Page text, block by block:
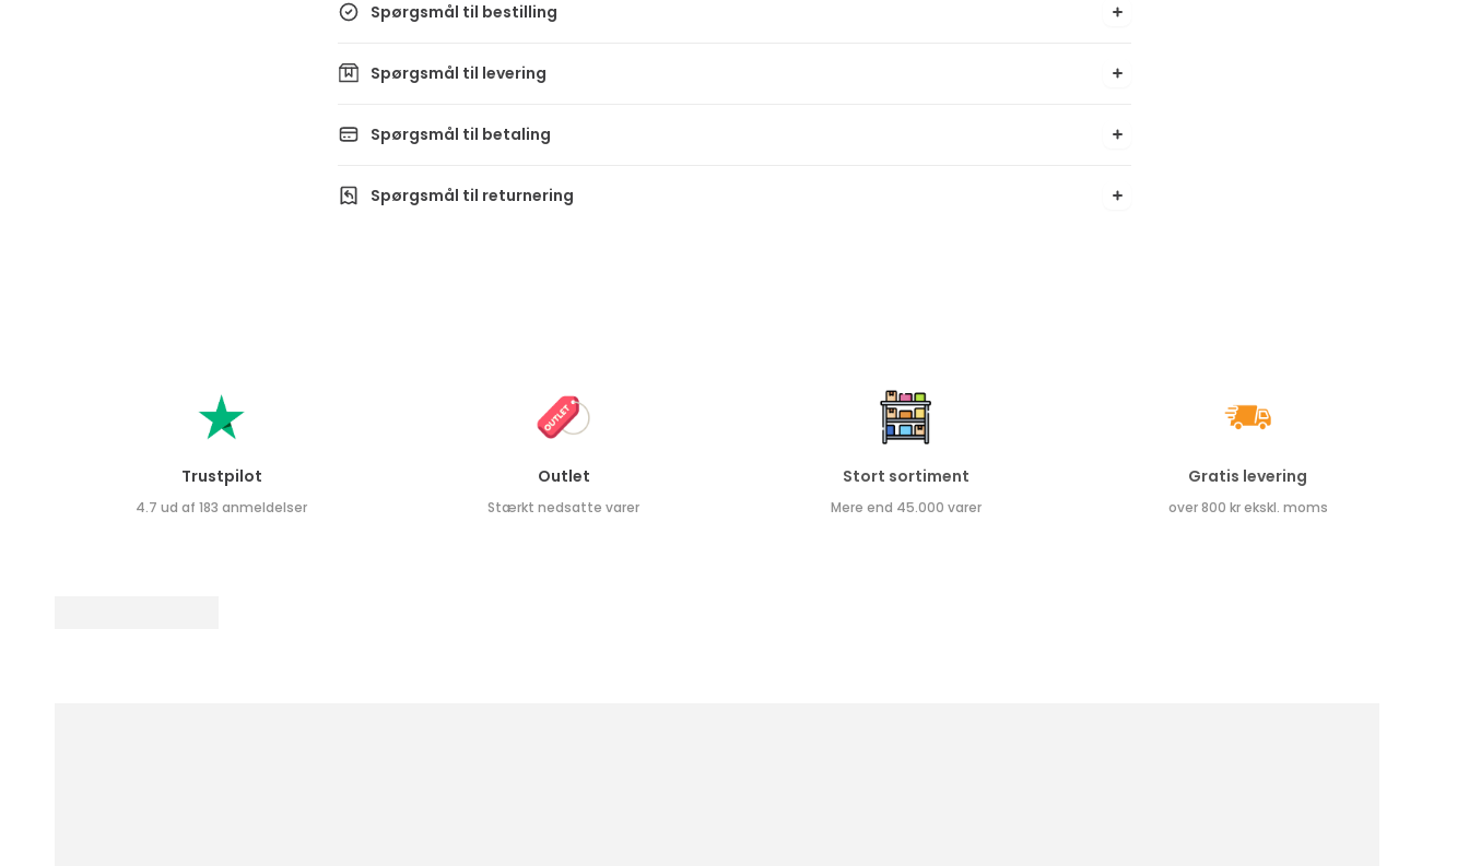
Spørgsmål til bestilling
Spørgsmål til levering
Spørgsmål til betaling
Spørgsmål til returnering
Trustpilot
4.7 ud af 183 anmeldelser
Outlet
Stærkt nedsatte varer
Stort sortiment
Mere end 45.000 varer
Gratis levering
over 800 kr ekskl. moms